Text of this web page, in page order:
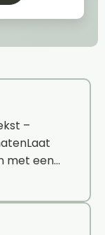
–
met een…